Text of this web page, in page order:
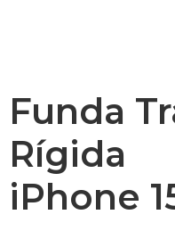
Funda
Rígida
iPhone
Accesorios
Garantía